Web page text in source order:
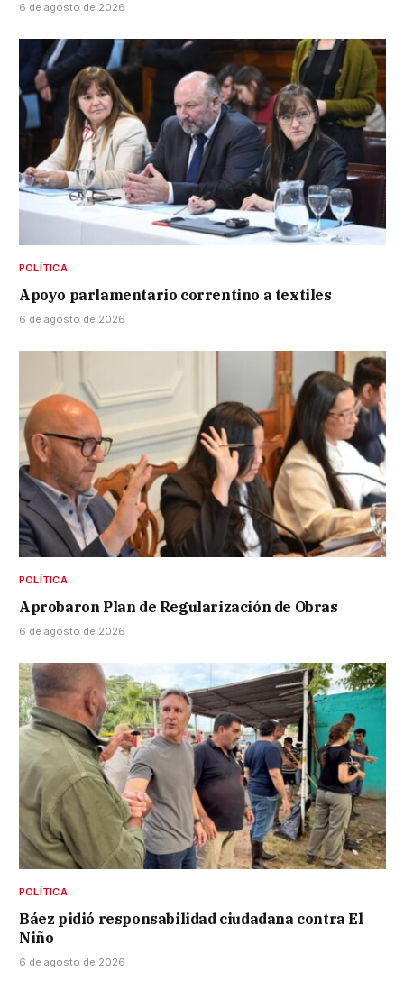
6 de agosto de 2026
POLÍTICA
Apoyo parlamentario correntino a textiles
6 de agosto de 2026
POLÍTICA
Aprobaron Plan de Regularización de Obras
6 de agosto de 2026
POLÍTICA
Báez pidió responsabilidad ciudadana contra El
Niño
6 de agosto de 2026